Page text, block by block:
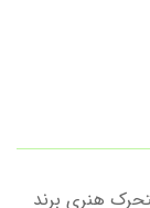
ژاپنی متحرک هنری برند